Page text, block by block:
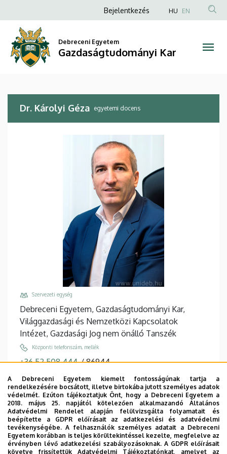
Károlyi
Géza
Gazdaságtudományi
Kar
a
tartalomra
Anonim
fiók
menüje
Bejelentkezés HU EN
Debreceni Egyetem
Gazdaságtudományi Kar
Dr. Károlyi Géza egyetemi docens
Szervezeti egység
Debreceni Egyetem, Gazdaságtudományi Kar,
Világgazdasági és Nemzetközi Kapcsolatok
Intézet, Gazdasági Jog nem önálló Tanszék
Központi telefonszám, mellék
+36 52 508 444 / 86944
karolyi.geza@econ.unideb.hu
Cím
4032 Debrecen, Böszörményi út 142.
Épület, emelet, ajtó
"Q" épület GTK Táj- és Vidékfejlesztési Központ, 1.
A Debreceni Egyetem kiemelt fontosságúnak tartja a
rendelkezésére bocsátott, illetve birtokába jutott személyes adatok
védelmét. Ezúton tájékoztatjuk Önt, hogy a Debreceni Egyetem a
2018. május 25. napjától kötelezően alkalmazandó Általános
Adatvédelmi Rendelet alapján felülvizsgálta folyamatait és
beépítette a GDPR előírásait az adatkezelési és adatvédelmi
tevékenységébe. A felhasználók személyes adatait a Debreceni
Egyetem korábban is teljes körültekintéssel kezelte, megfelelve az
érvényben lévő adatkezelési szabályozásoknak. A GDPR előírásait
követve frissítettük Adatvédelmi Tájékoztatónkat, amelyet az